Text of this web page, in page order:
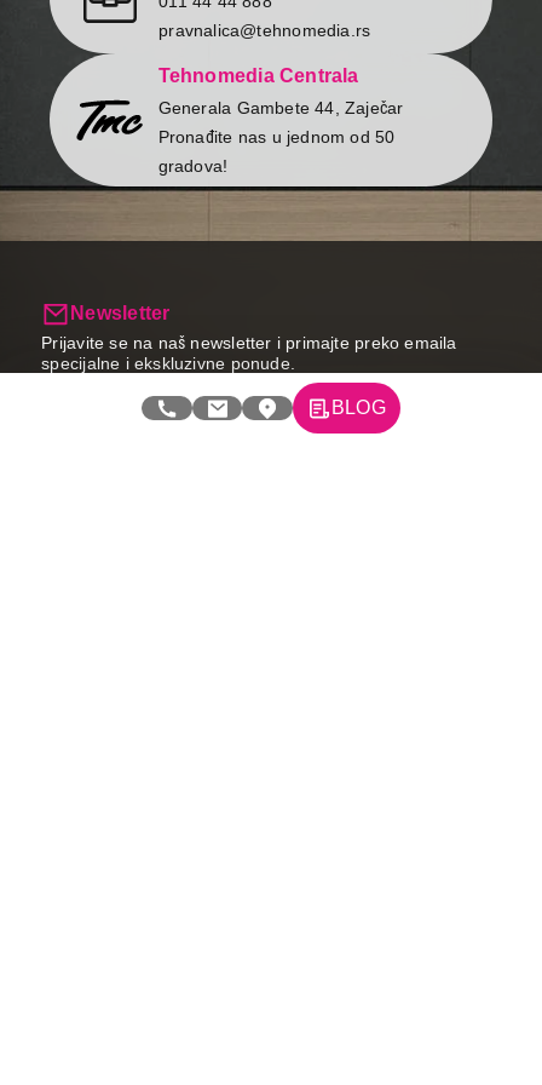
WiFi Kit ne
SmartThings App
Support
pravnalica@tehnomedia.rs
Tehnomedia Centrala
Generala Gambete 44, Zaječar
Pronađite nas u jednom od 50
gradova!
Newsletter
Prijavite se na naš newsletter i primajte preko emaila
specijalne i ekskluzivne ponude.
BLOG